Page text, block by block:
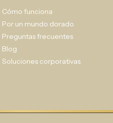
Cómo funciona
Por un mundo dorado
Preguntas frecuentes
Blog
Soluciones corporativas